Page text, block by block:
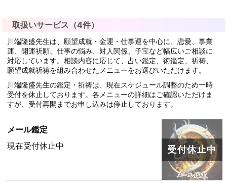
取扱いサービス（4件）
川端隆盛先生は、願望成就・金運・仕事運を中心に、恋愛、事業
運、開運祈願、仕事の悩み、対人関係、子宝など幅広いご相談に
対応しています。相談内容に応じて、占い鑑定、術鑑定、祈祷、
願望成就祈祷を組み合わせたメニューをお選びいただけます。
川端隆盛先生の鑑定・祈祷は、現在スケジュール調整のため一時
受付を休止しております。各メニューの詳細はご確認いただけま
すが、受付再開までお申し込みは停止しております。
メール鑑定
現在受付休止中